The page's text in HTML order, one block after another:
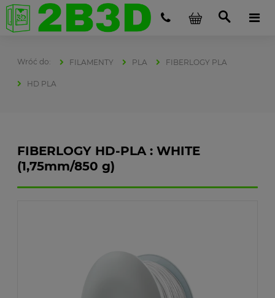
FILAMENTY PLA FIBERLOGY PLA
HD PLA
FIBERLOGY HD-PLA : WHITE
(1,75mm/850 g)